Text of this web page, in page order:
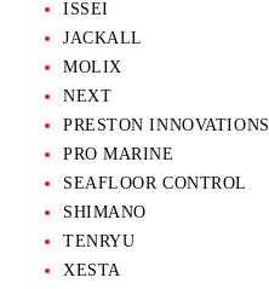
Drag Grease
Coating
Ножове
Бомбарди
ISSEI
JACKALL
MOLIX
NEXT
PRESTON INNOVATIONS
PRO MARINE
SEAFLOOR CONTROL
SHIMANO
TENRYU
XESTA